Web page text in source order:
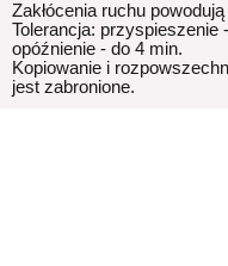
Zakłócenia ruchu
Tolerancja: przyspieszenie
opóźnienie - do 4 min.
Kopiowanie i
jest zabronione.